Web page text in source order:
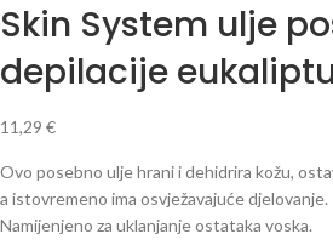
Skin System ulje
depilacije
11,29 €
Ovo posebno ulje hrani i dehidrira kožu,
a istovremeno ima osvježavajuće djelovanje.
Namijenjeno za uklanjanje ostataka voska.